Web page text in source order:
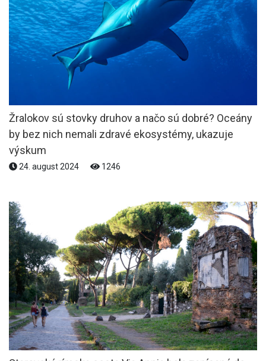
Žralokov sú stovky druhov a načo sú dobré? Oceány
by bez nich nemali zdravé ekosystémy, ukazuje
výskum
24. august 2024 1246